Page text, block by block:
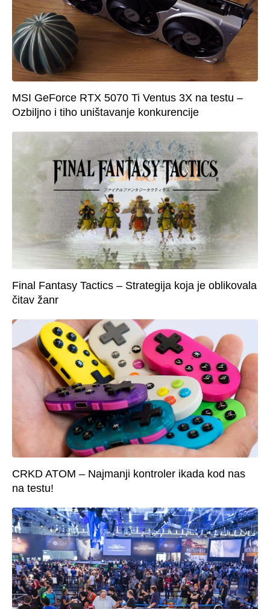
MSI GeForce RTX 5070 Ti Ventus 3X na testu –
Ozbiljno i tiho uništavanje konkurencije
Final Fantasy Tactics – Strategija koja je oblikovala
čitav žanr
CRKD ATOM – Najmanji kontroler ikada kod nas
na testu!